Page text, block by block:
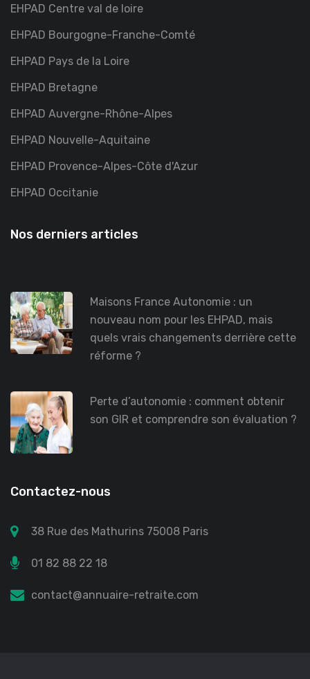
EHPAD Centre val de loire
EHPAD Bourgogne-Franche-Comté
EHPAD Pays de la Loire
EHPAD Bretagne
EHPAD Auvergne-Rhône-Alpes
EHPAD Nouvelle-Aquitaine
EHPAD Provence-Alpes-Côte d'Azur
EHPAD Occitanie
Nos derniers articles
Maisons France Autonomie : un
nouveau nom pour les EHPAD, mais
quels vrais changements derrière cette
réforme ?
Perte d’autonomie : comment obtenir
son GIR et comprendre son évaluation ?
Contactez-nous
38 Rue des Mathurins 75008 Paris
01 82 88 22 18
contact@annuaire-retraite.com